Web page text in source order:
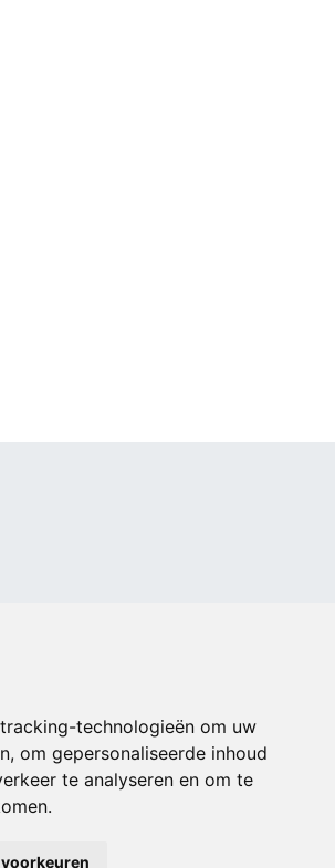
technologieën om uw
om gepersonaliseerde inhoud
te analyseren en om te